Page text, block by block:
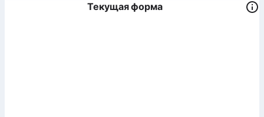
Текущая форма